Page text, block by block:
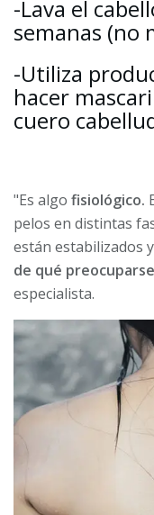
-Lava el
semanas (no
-Utiliza
hacer
cuero
"Es algo fisiológico.
pelos en distintas
están estabilizados
de qué preocuparse
especialista.